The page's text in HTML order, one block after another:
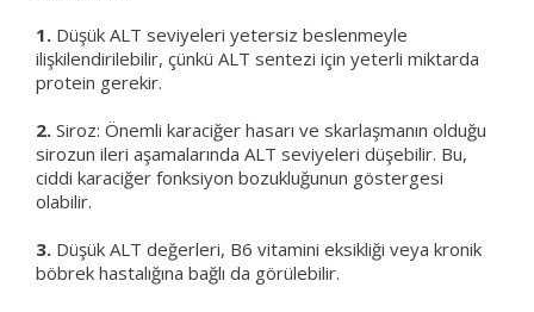
1. Düşük ALT seviyeleri yetersiz beslenmeyle
ilişkilendirilebilir, çünkü ALT sentezi için yeterli miktarda
protein gerekir.
2. Siroz: Önemli karaciğer hasarı ve skarlaşmanın olduğu
sirozun ileri aşamalarında ALT seviyeleri düşebilir. Bu,
ciddi karaciğer fonksiyon bozukluğunun göstergesi
olabilir.
3. Düşük ALT değerleri, B6 vitamini eksikliği veya kronik
böbrek hastalığına bağlı da görülebilir.